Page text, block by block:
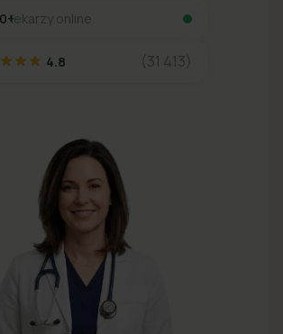
lekarzy online
4.8 (31 413)